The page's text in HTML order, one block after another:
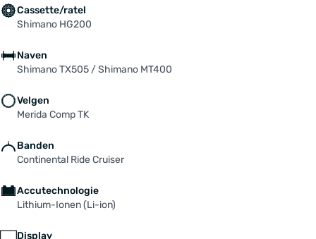
Cassette/ratel
Shimano HG200
Naven
Shimano TX505 / Shimano MT400
Velgen
Merida Comp TK
Banden
Continental Ride Cruiser
Accutechnologie
Lithium-Ionen (Li-ion)
Display